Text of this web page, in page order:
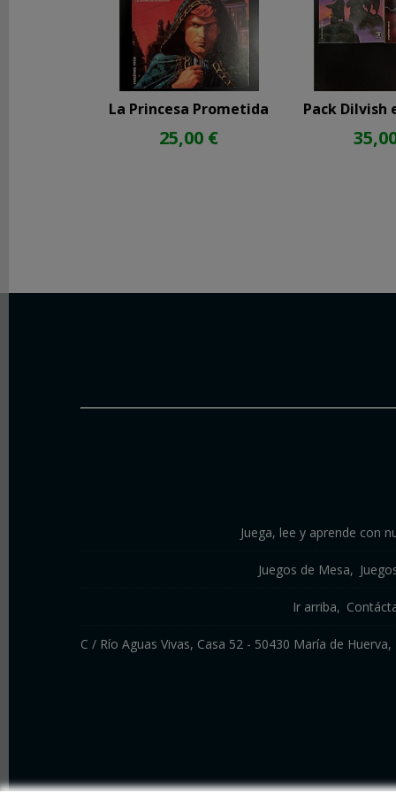
La Princesa Prometida
25,00 €
Pack Dilvish
Juega, lee y aprende con
Juegos de Mesa
Ir arriba
C / Río Aguas Vivas, Casa 52 - 50430 María de